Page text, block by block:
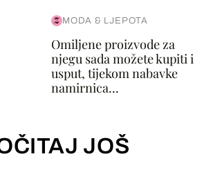
MODA & LJEPOTA
Omiljene proizvode za
njegu sada možete kupiti i
usput, tijekom nabavke
namirnica...
JOŠ